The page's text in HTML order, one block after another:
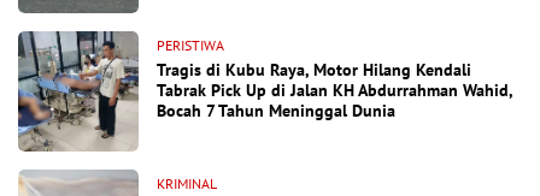
PERISTIWA
Tragis di Kubu Raya, Motor Hilang Kendali
Tabrak Pick Up di Jalan KH Abdurrahman Wahid,
Bocah 7 Tahun Meninggal Dunia
KRIMINAL